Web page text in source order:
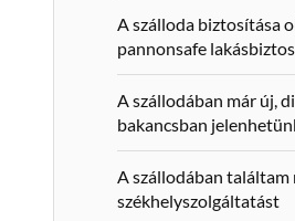
A szálloda biztosítása
pannonsafe
A szállodában már új,
bakancsban
A szállodában találtam
székhelyszolgáltatást